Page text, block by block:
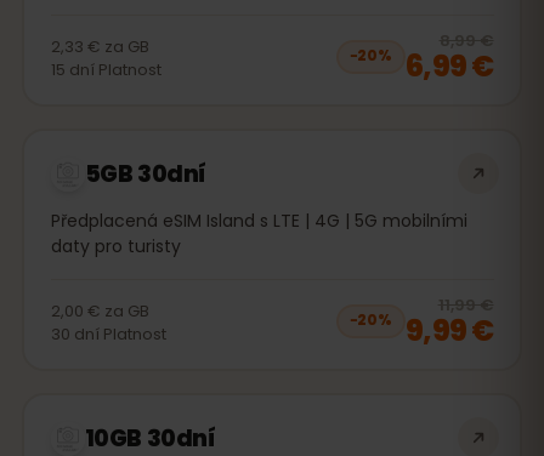
2,33 € za GB
15 dní Platnost
−20%
8,99 €
6,99 €
5GB 30dní
Předplacená eSIM Island s LTE | 4G | 5G mobilními
daty pro turisty
2,00 € za GB
30 dní Platnost
−20%
11,99 €
9,99 €
10GB 30dní